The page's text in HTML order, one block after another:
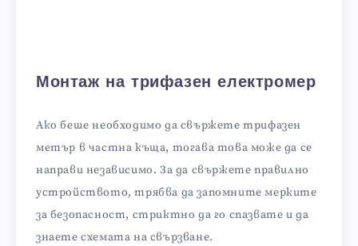
Монтаж на трифазен електромер
Ако беше необходимо да свържете трифазен
метър в частна къща, тогава това може да се
направи независимо. За да свържете правилно
устройството, трябва да запомните мерките
за безопасност, стриктно да го спазвате и да
знаете схемата на свързване.